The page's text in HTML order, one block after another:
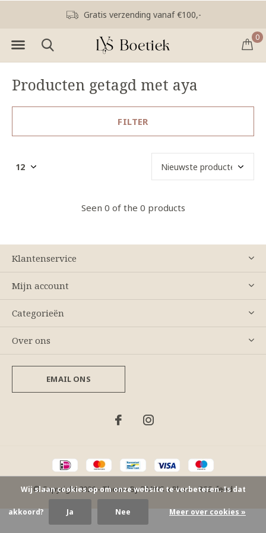
0
Gratis verzending vanaf €100,-
Producten getagd met aya
FILTER
Seen 0 of the 0 products
Klantenservice
Mijn account
Categorieën
Over ons
EMAIL ONS
© Copyright2026- Theme ByDMWS xPlus+-RSS-feed
Wij slaan cookies op om onze website te verbeteren. Is dat
akkoord? Ja Nee Meer over cookies »